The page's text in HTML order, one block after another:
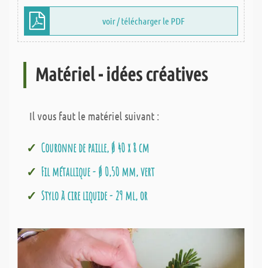
voir / télécharger le PDF
Matériel - idées créatives
Il vous faut le matériel suivant :
Couronne de paille, Ø 40 x 8 cm
Fil métallique - Ø 0,50 mm, vert
Stylo à cire liquide - 29 ml, or